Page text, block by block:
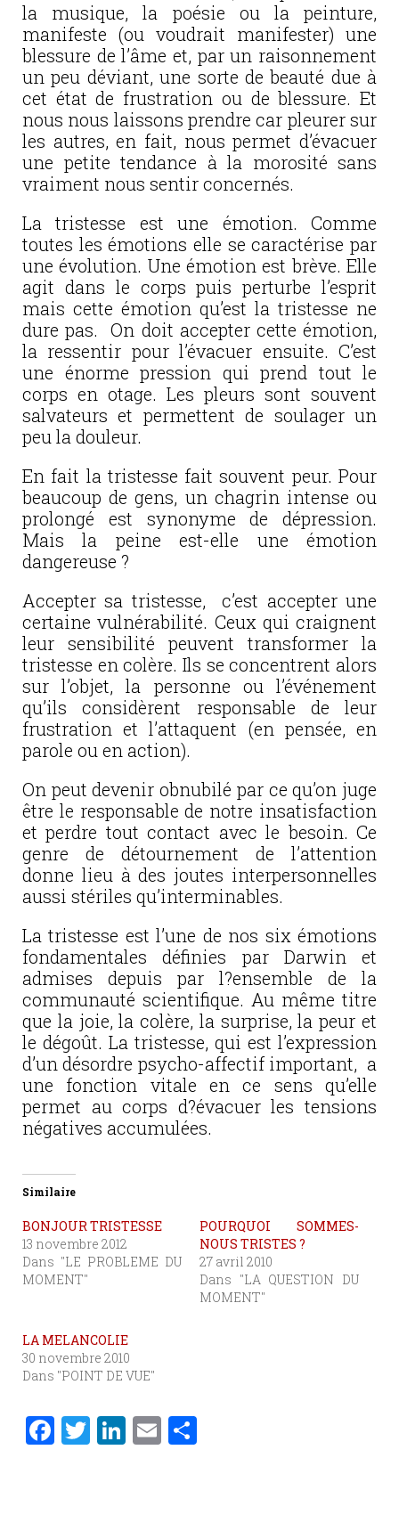
la musique, la poésie ou la peinture,
manifeste (ou voudrait manifester) une
blessure de l’âme et, par un raisonnement
un peu déviant, une sorte de beauté due à
cet état de frustration ou de blessure. Et
nous nous laissons prendre car pleurer sur
les autres, en fait, nous permet d’évacuer
une petite tendance à la morosité sans
vraiment nous sentir concernés.
La tristesse est une émotion. Comme
toutes les émotions elle se caractérise par
une évolution. Une émotion est brève. Elle
agit dans le corps puis perturbe l’esprit
mais cette émotion qu’est la tristesse ne
dure pas. On doit accepter cette émotion,
la ressentir pour l’évacuer ensuite. C’est
une énorme pression qui prend tout le
corps en otage. Les pleurs sont souvent
salvateurs et permettent de soulager un
peu la douleur.
En fait la tristesse fait souvent peur. Pour
beaucoup de gens, un chagrin intense ou
prolongé est synonyme de dépression.
Mais la peine est-elle une émotion
dangereuse ?
Accepter sa tristesse, c’est accepter une
certaine vulnérabilité. Ceux qui craignent
leur sensibilité peuvent transformer la
tristesse en colère. Ils se concentrent alors
sur l’objet, la personne ou l’événement
qu’ils considèrent responsable de leur
frustration et l’attaquent (en pensée, en
parole ou en action).
On peut devenir obnubilé par ce qu’on juge
être le responsable de notre insatisfaction
et perdre tout contact avec le besoin. Ce
genre de détournement de l’attention
donne lieu à des joutes interpersonnelles
aussi stériles qu’interminables.
La tristesse est l’une de nos six émotions
fondamentales définies par Darwin et
admises depuis par l?ensemble de la
communauté scientifique. Au même titre
que la joie, la colère, la surprise, la peur et
le dégoût. La tristesse, qui est l’expression
d’un désordre psycho-affectif important, a
une fonction vitale en ce sens qu’elle
permet au corps d?évacuer les tensions
négatives accumulées.
Similaire
BONJOUR TRISTESSE
13 novembre 2012
Dans "LE PROBLEME DU
MOMENT"
POURQUOI SOMMES-
NOUS TRISTES ?
27 avril 2010
Dans "LA QUESTION DU
MOMENT"
LA MELANCOLIE
30 novembre 2010
Dans "POINT DE VUE"
F T Li E